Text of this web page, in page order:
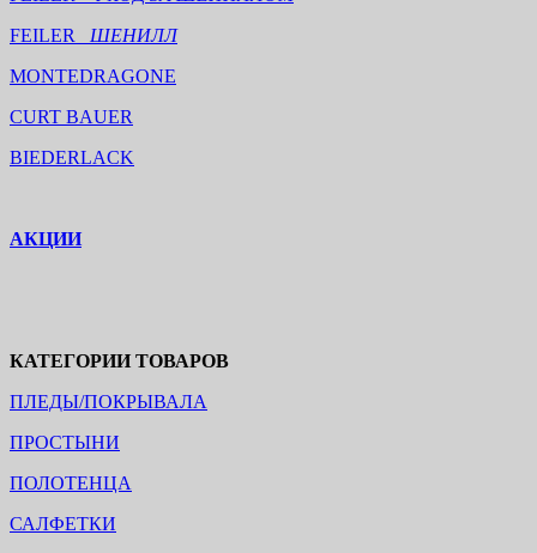
FEILER ШЕНИЛЛ
MONTEDRAGONE
CURT BAUER
BIEDERLACK
АКЦИИ
КАТЕГОРИИ ТОВАРОВ
ПЛЕДЫ/ПОКРЫВАЛА
ПРОСТЫНИ
ПОЛОТЕНЦА
САЛФЕТКИ